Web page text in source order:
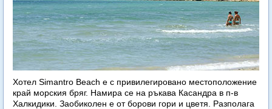
Хотел Simantro Beach е с привилегировано местоположение
край морския бряг. Намира се на ръкава Касандра в п-в
Халкидики. Заобиколен е от борови гори и цветя. Разполага